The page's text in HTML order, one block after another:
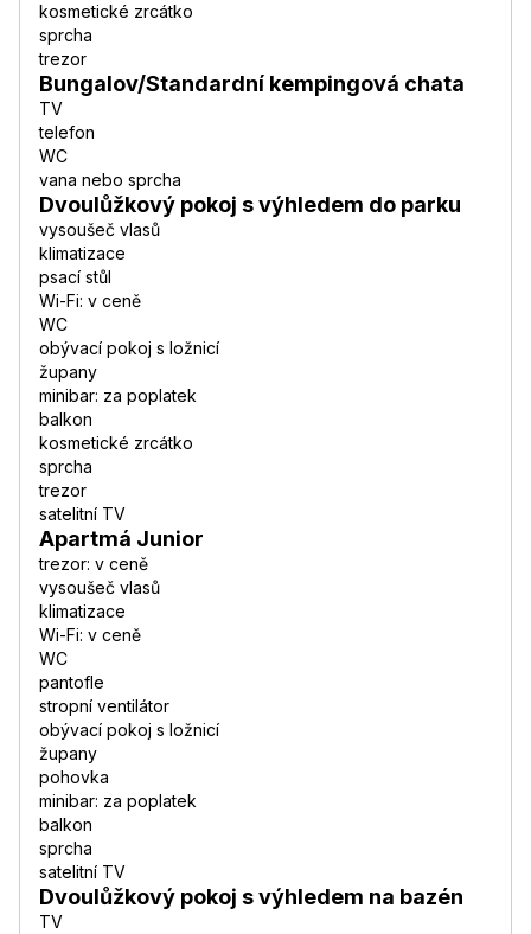
kosmetické zrcátko
sprcha
trezor
Bungalov/Standardní kempingová chata
TV
telefon
WC
vana nebo sprcha
Dvoulůžkový pokoj s výhledem do parku
vysoušeč vlasů
klimatizace
psací stůl
Wi-Fi: v ceně
WC
obývací pokoj s ložnicí
župany
minibar: za poplatek
balkon
kosmetické zrcátko
sprcha
trezor
satelitní TV
Apartmá Junior
trezor: v ceně
vysoušeč vlasů
klimatizace
Wi-Fi: v ceně
WC
pantofle
stropní ventilátor
obývací pokoj s ložnicí
župany
pohovka
minibar: za poplatek
balkon
sprcha
satelitní TV
Dvoulůžkový pokoj s výhledem na bazén
TV